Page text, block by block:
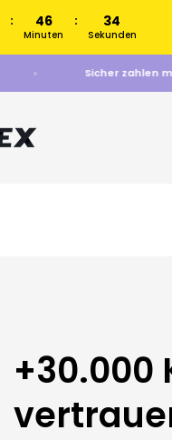
: 46
Minuten
: 33
Sekunden
Sicher
+30.000